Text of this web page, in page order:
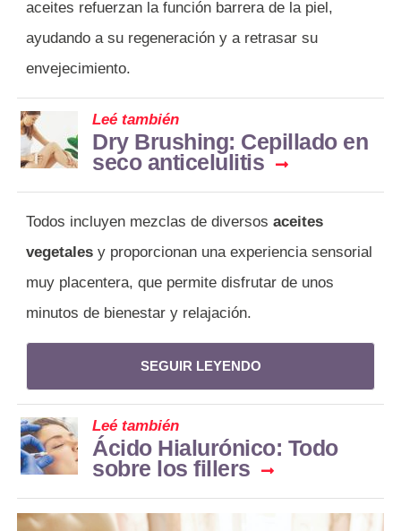
aceites refuerzan la función barrera de la piel,
ayudando a su regeneración y a retrasar su
envejecimiento.
Leé también
Dry Brushing: Cepillado en
seco anticelulitis
Todos incluyen mezclas de diversos aceites
vegetales y proporcionan una experiencia sensorial
muy placentera, que permite disfrutar de unos
minutos de bienestar y relajación.
SEGUIR LEYENDO
Leé también
Ácido Hialurónico: Todo
sobre los fillers